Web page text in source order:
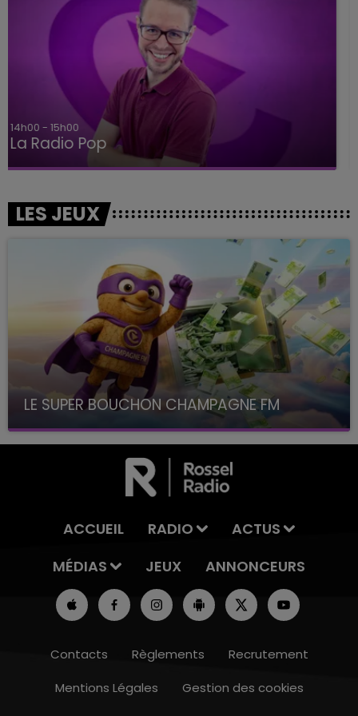
15h00 - 19h00
Le Club Champagne FM
LES JEUX
LE SUPER BOUCHON CHAMPAGNE FM
avec La Famille Champagne FM, à 8H10
ACCUEIL RADIO
ACTUS
MÉDIAS
JEUX ANNONCEURS
Contacts Règlements
Recrutement
Mentions Légales
Gestion des cookies